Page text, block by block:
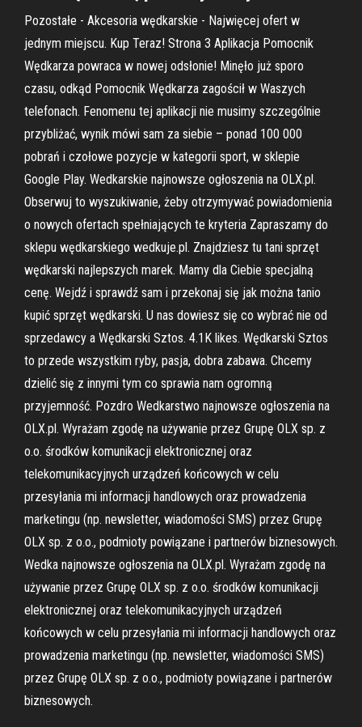
Pozostałe - Akcesoria wędkarskie - Najwięcej ofert w
jednym miejscu. Kup Teraz! Strona 3 Aplikacja Pomocnik
Wędkarza powraca w nowej odsłonie! Minęło już sporo
czasu, odkąd Pomocnik Wędkarza zagościł w Waszych
telefonach. Fenomenu tej aplikacji nie musimy szczególnie
przybliżać, wynik mówi sam za siebie – ponad 100 000
pobrań i czołowe pozycje w kategorii sport, w sklepie
Google Play. Wedkarskie najnowsze ogłoszenia na OLX.pl.
Obserwuj to wyszukiwanie, żeby otrzymywać powiadomienia
o nowych ofertach spełniających te kryteria Zapraszamy do
sklepu wędkarskiego wedkuje.pl. Znajdziesz tu tani sprzęt
wędkarski najlepszych marek. Mamy dla Ciebie specjalną
cenę. Wejdź i sprawdź sam i przekonaj się jak można tanio
kupić sprzęt wędkarski. U nas dowiesz się co wybrać nie od
sprzedawcy a Wędkarski Sztos. 4.1K likes. Wędkarski Sztos
to przede wszystkim ryby, pasja, dobra zabawa. Chcemy
dzielić się z innymi tym co sprawia nam ogromną
przyjemność. Pozdro Wedkarstwo najnowsze ogłoszenia na
OLX.pl. Wyrażam zgodę na używanie przez Grupę OLX sp. z
o.o. środków komunikacji elektronicznej oraz
telekomunikacyjnych urządzeń końcowych w celu
przesyłania mi informacji handlowych oraz prowadzenia
marketingu (np. newsletter, wiadomości SMS) przez Grupę
OLX sp. z o.o., podmioty powiązane i partnerów biznesowych.
Wedka najnowsze ogłoszenia na OLX.pl. Wyrażam zgodę na
używanie przez Grupę OLX sp. z o.o. środków komunikacji
elektronicznej oraz telekomunikacyjnych urządzeń
końcowych w celu przesyłania mi informacji handlowych oraz
prowadzenia marketingu (np. newsletter, wiadomości SMS)
przez Grupę OLX sp. z o.o., podmioty powiązane i partnerów
biznesowych.